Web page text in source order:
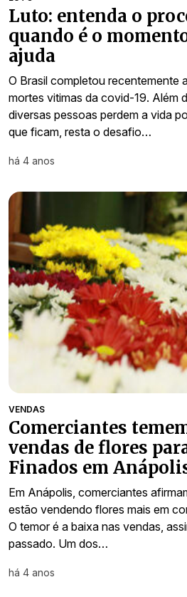
Luto: entenda o
quando é o
ajuda
O Brasil completou recentemente
mortes vitimas da covid-19. Além
diversas pessoas perdem a vida
que ficam, resta o desafio…
há 4 anos
VENDAS
Comerciantes
vendas de flores
Finados em
Em Anápolis, comerciantes
estão vendendo flores mais em
O temor é a baixa nas vendas,
passado. Um dos…
há 4 anos